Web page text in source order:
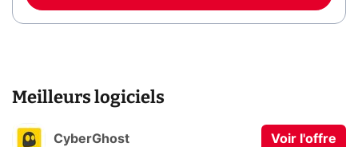
Meilleurs logiciels
CyberGhost Voir l'offre